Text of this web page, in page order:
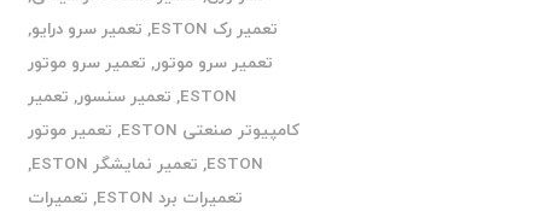
تعمیر رک ESTON
, تعمیر سرو درایو,
تعمیر سرو موتور, تعمیر سرو موتور
ESTON
, تعمیر سنسور, تعمیر
کامپیوتر صنعتی ESTON
, تعمیر موتور
ESTON
, تعمیر نمایشگر ESTON
,
تعمیرات برد ESTON
, تعمیرات